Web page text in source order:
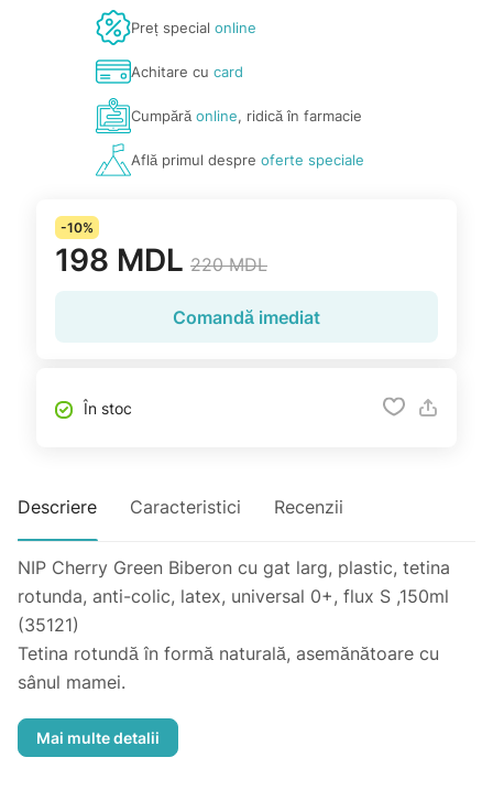
Preț special online
Achitare cu card
Cumpărăonline, ridică în farmacie
Află primul despre oferte speciale
-10%
198 MDL 220 MDL
Comandă imediat
În stoc
Descriere Caracteristici Recenzii
NIP Cherry Green Biberon cu gat larg, plastic, tetina
rotunda, anti-colic, latex, universal 0+, flux S ,150ml
(35121)
Tetina rotundă în formă naturală, asemănătoare cu
sânul mamei.
naturală asemanatoare cu alaptarea. Ventilatorul anti-